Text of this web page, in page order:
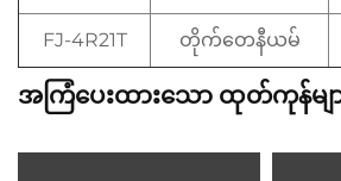
FJ-4R21T
တိုက်တေနီယမ်
အကြံပေးထားသော ထုတ်ကုန်မျ